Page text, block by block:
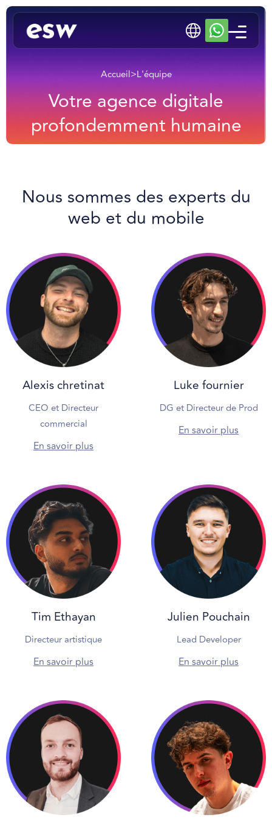
Accueil>L'équipe
Votre agence digitale
profondemment humaine
Nous sommes des experts du
web et du mobile
Alexis chretinat
CEO et Directeur
commercial
En savoir plus
Luke fournier
DG et Directeur de Prod
En savoir plus
Tim Ethayan
Directeur artistique
En savoir plus
Julien Pouchain
Lead Developer
En savoir plus